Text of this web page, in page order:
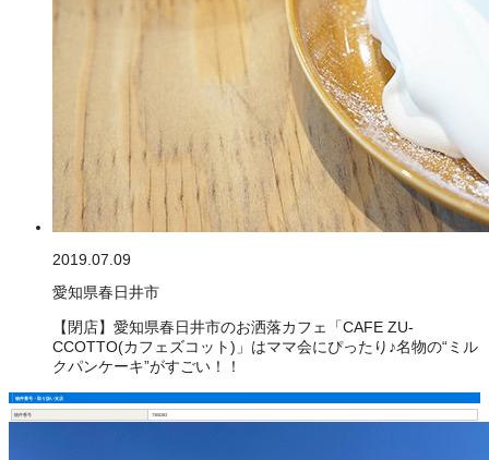
2019.07.09
愛知県春日井市
【閉店】愛知県春日井市のお洒落カフェ「CAFE ZU-
CCOTTO(カフェズコット)」はママ会にぴったり♪名物の“ミル
クパンケーキ”がすごい！！
物件番号・取り扱い支店
物件番号 7300283